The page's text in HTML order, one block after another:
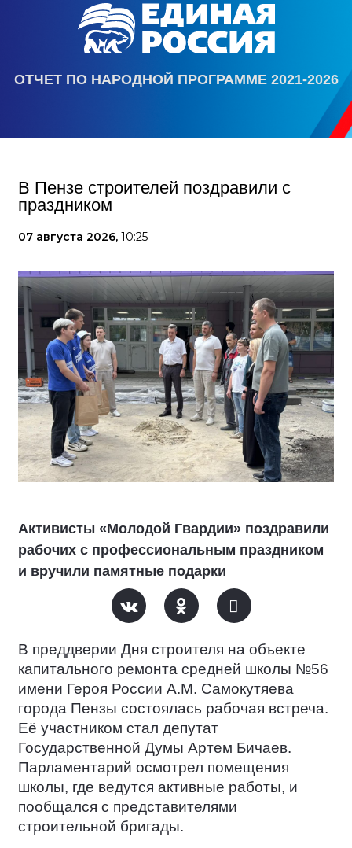
ОТЧЕТ ПО НАРОДНОЙ ПРОГРАММЕ 2021-2026
В Пензе строителей поздравили с
праздником
07 августа 2026, 10:25
Активисты «Молодой Гвардии» поздравили
рабочих с профессиональным праздником
и вручили памятные подарки
В преддверии Дня строителя на объекте
капитального ремонта средней школы №56
имени Героя России А.М. Самокутяева
города Пензы состоялась рабочая встреча.
Её участником стал депутат
Государственной Думы Артем Бичаев.
Парламентарий осмотрел помещения
школы, где ведутся активные работы, и
пообщался с представителями
строительной бригады.